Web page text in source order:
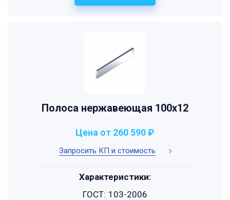
Полоса нержавеющая 100х12
Запросить КП и стоимость
Цена от 260 590 ₽
Характеристики:
ГОСТ: 103-2006